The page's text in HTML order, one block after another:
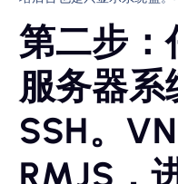
第二步：
服务器系
SSH。
RMJS，